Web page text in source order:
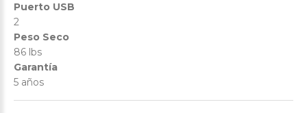
Puerto USB
2
Peso Seco
86 lbs
Garantía
5 años